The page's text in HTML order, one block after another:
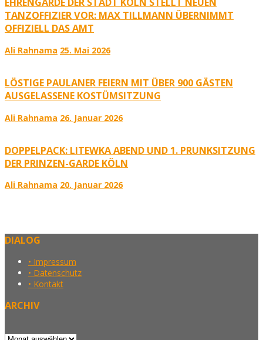
EHRENGARDE DER STADT KÖLN STELLT NEUEN
TANZOFFIZIER VOR: MAX TILLMANN ÜBERNIMMT
OFFIZIELL DAS AMT
Ali Rahnama 25. Mai 2026
LÖSTIGE PAULANER FEIERN MIT ÜBER 900 GÄSTEN
AUSGELASSENE KOSTÜMSITZUNG
Ali Rahnama 26. Januar 2026
DOPPELPACK: LITEWKA ABEND UND 1. PRUNKSITZUNG
DER PRINZEN-GARDE KÖLN
Ali Rahnama 20. Januar 2026
DIALOG
• Impressum
• Datenschutz
• Kontakt
ARCHIV